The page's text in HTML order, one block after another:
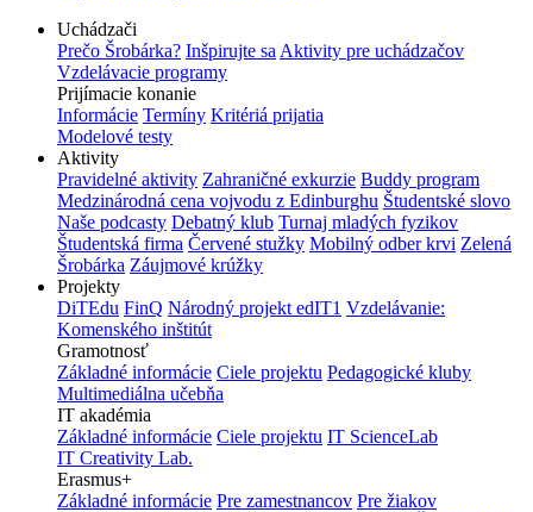
Uchádzači
Prečo Šrobárka? Inšpirujte sa Aktivity pre uchádzačov
Vzdelávacie programy
Prijímacie konanie
Informácie Termíny Kritériá prijatia
Modelové testy
Aktivity
Pravidelné aktivity Zahraničné exkurzie Buddy program
Medzinárodná cena vojvodu z Edinburghu Študentské slovo
Naše podcasty Debatný klub Turnaj mladých fyzikov
Študentská firma Červené stužky Mobilný odber krvi Zelená
Šrobárka Záujmové krúžky
Projekty
DiTEdu FinQ Národný projekt edIT1 Vzdelávanie:
Komenského inštitút
Gramotnosť
Základné informácie Ciele projektu Pedagogické kluby
Multimediálna učebňa
IT akadémia
Základné informácie Ciele projektu IT ScienceLab
IT Creativity Lab.
Erasmus+
Základné informácie Pre zamestnancov Pre žiakov